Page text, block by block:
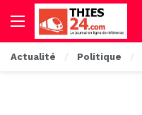
Actualité Politique